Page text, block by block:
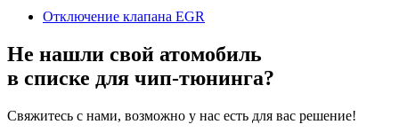
Отключение клапана EGR
Не нашли свой атомобиль
в списке для чип-тюнинга?
Свяжитесь с нами, возможно у нас есть для вас решение!